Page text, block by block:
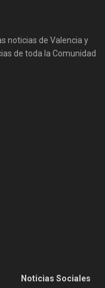
noticias de Valencia y
de toda la Comunidad
Noticias Sociales